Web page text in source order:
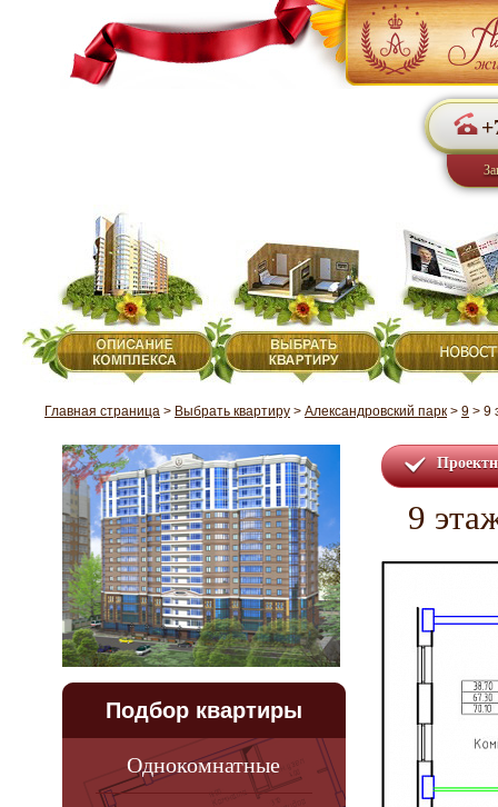
Главная страница > Выбрать квартиру > Александровский парк > 9 > 9
Подбор квартиры
Однокомнатные
9